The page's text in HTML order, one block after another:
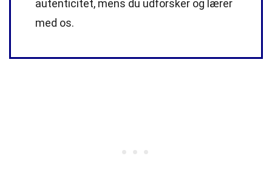
autenticitet, mens du udforsker og lærer
med os.